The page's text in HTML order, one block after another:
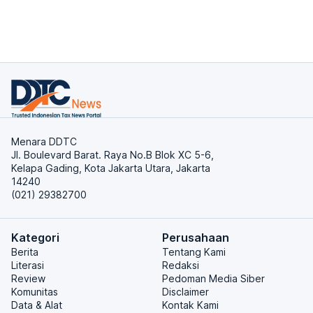
Menara DDTC
Jl. Boulevard Barat. Raya No.B Blok XC 5-6,
Kelapa Gading, Kota Jakarta Utara, Jakarta
14240
(021) 29382700
Kategori
Berita
Literasi
Review
Komunitas
Data & Alat
Perusahaan
Tentang Kami
Redaksi
Pedoman Media Siber
Disclaimer
Kontak Kami